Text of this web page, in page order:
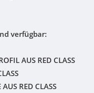
verfügbar:
AUS RED CLASS
AUS RED CLASS